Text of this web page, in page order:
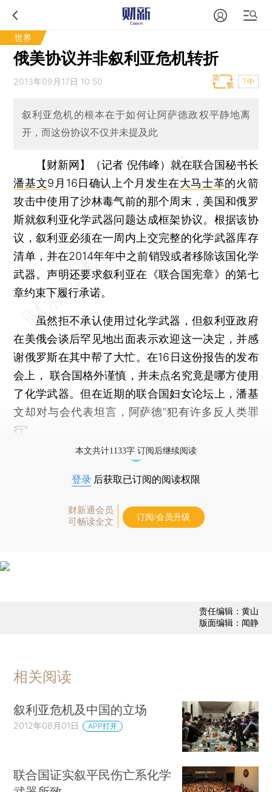
世界
俄美协议并非叙利亚危机转折
2013年09月17日 10:50 T中
叙利亚危机的根本在于如何让阿萨德政权平静地离
开，而这份协议不仅并未提及此
【财新网】（记者 倪伟峰） 就在联合国秘书长
潘基文9月16日确认上个月发生在大马士革的火箭
攻击中使用了沙林毒气前的那个周末，美国和俄罗
斯就叙利亚化学武器问题达成框架协议。根据该协
议，叙利亚必须在一周内上交完整的化学武器库存
清单，并在2014年年中之前销毁或者移除该国化学
武器。声明还要求叙利亚在《联合国宪章》的第七
章约束下履行承诺。
虽然拒不承认使用过化学武器，但叙利亚政府
在美俄会谈后罕见地出面表示欢迎这一决定，并感
谢俄罗斯在其中帮了大忙。在16日这份报告的发布
会上， 联合国格外谨慎，并未点名究竟是哪方使用
了化学武器。但在近期的联合国妇女论坛上，潘基
文却对与会代表坦言，阿萨德“犯有许多反人类罪
行”。
本文共计1133字 订阅后继续阅读
登录 后获取已订阅的阅读权限
财新通会员
可畅读全文
订阅/会员升级
责任编辑：黄山
版面编辑：闻静
相关阅读
叙利亚危机及中国的立场
2012年08月01日 APP打开
联合国证实叙平民伤亡系化学